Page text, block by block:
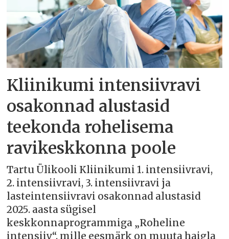
Kliinikumi intensiivravi
osakonnad alustasid
teekonda rohelisema
ravikeskkonna poole
Tartu Ülikooli Kliinikumi 1. intensiivravi,
2. intensiivravi, 3. intensiivravi ja
lasteintensiivravi osakonnad alustasid
2025. aasta sügisel
keskkonnaprogrammiga „Roheline
intensiiv“, mille eesmärk on muuta haigla